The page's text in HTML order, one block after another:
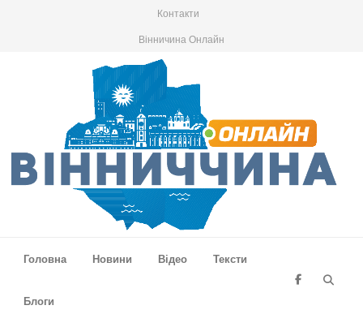
Контакти
Вінничина Онлайн
Головна
Новини Відео Тексти
Блоги